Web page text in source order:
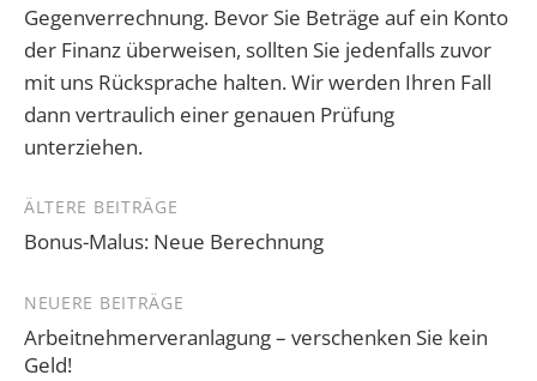
Gegenverrechnung. Bevor Sie Beträge auf ein Konto
der Finanz überweisen, sollten Sie jedenfalls zuvor
mit uns Rücksprache halten. Wir werden Ihren Fall
dann vertraulich einer genauen Prüfung
unterziehen.
Beitragsnavigation
ÄLTERE BEITRÄGE
Bonus-Malus: Neue Berechnung
NEUERE BEITRÄGE
Arbeitnehmerveranlagung – verschenken Sie kein
Geld!